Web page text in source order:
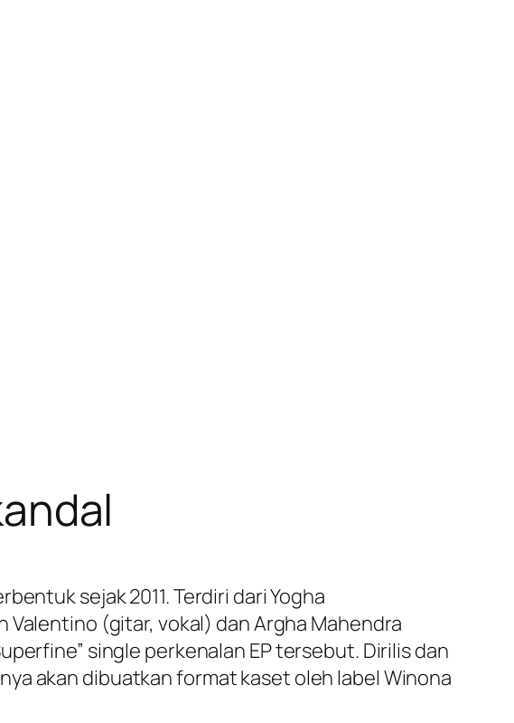
sejak 2011. Terdiri dari Yogha
(gitar, vokal) dan Argha Mahendra
single perkenalan EP tersebut. Dirilis dan
akan dibuatkan format kaset oleh label Winona